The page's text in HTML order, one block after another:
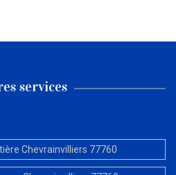
services
Chevrainvilliers 77760